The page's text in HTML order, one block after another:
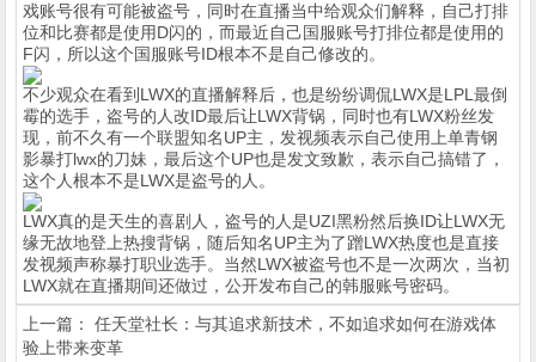
戏账号很有可能被盗号，同时在直播当中给观众们解释，自己打排
位和比赛都是使用D闪的，而最近自己国服账号打排位都是使用的
F闪，所以这个国服账号ID根本不是自己修改的。
不少观众在看到LWX的直播解释后，也是纷纷调侃LWX是LPL最倒
霉的选手，盗号的人改ID最后让LWX背锅，同时也有LWX粉丝发
现，前不久有一个联盟知名UP主，发视频表示自己使用上单青钢
影暴打lwx的刀妹，最后这个UP也是发文致歉，表示自己搞错了，
这个人根本不是LWX是盗号的人。
LWX真的是天生的喜剧人，盗号的人是UZI黑粉然后换ID让LWX无
缘无故地登上热搜背锅，随后知名UP主为了蹭LWX热度也是直接
发视频声称暴打职业选手。当然LWX被盗号也不是一次两次，当初
LWX就在直播期间还做过，公开发布自己的韩服账号密码。
上一篇：任天堂社长：与其追求新技术，不如追求如何在游戏体
验上带来变革